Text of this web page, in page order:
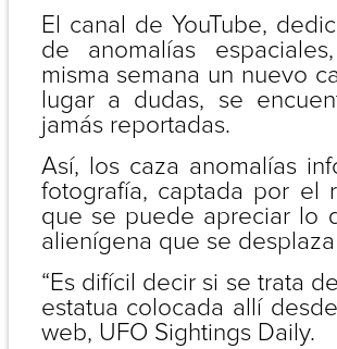
El canal de YouTube,
de anomalías
misma semana un nuevo
lugar a dudas, se
jamás reportadas.
Así, los caza anomalías
fotografía, captada por el
que se puede apreciar lo
alienígena que se
“Es difícil decir si se trata
estatua colocada allí
web, UFO Sightings Daily.